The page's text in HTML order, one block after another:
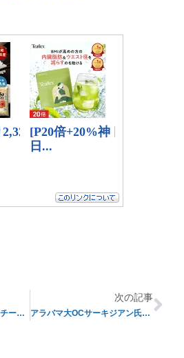
2016年度シーズン総括：チーム別通信簿（１）
次の記事
アラバマ大OCサーキジアン氏、アトランタファルコンズへ